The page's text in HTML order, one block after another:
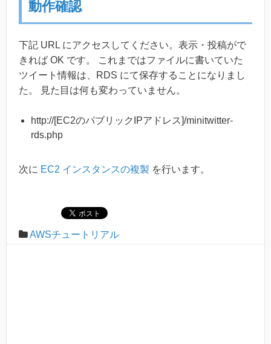
動作確認
下記 URL にアクセスしてください。表示・投稿がで
きれば OK です。 これまではファイルに書いていた
ツイート情報は、RDS にて保存することになりまし
た。 見た目は何も変わっていません。
http://[EC2のパブリックIPアドレス]/minitwitter-
rds.php
次に EC2 インスタンスの複製 を行います。
AWSチュートリアル